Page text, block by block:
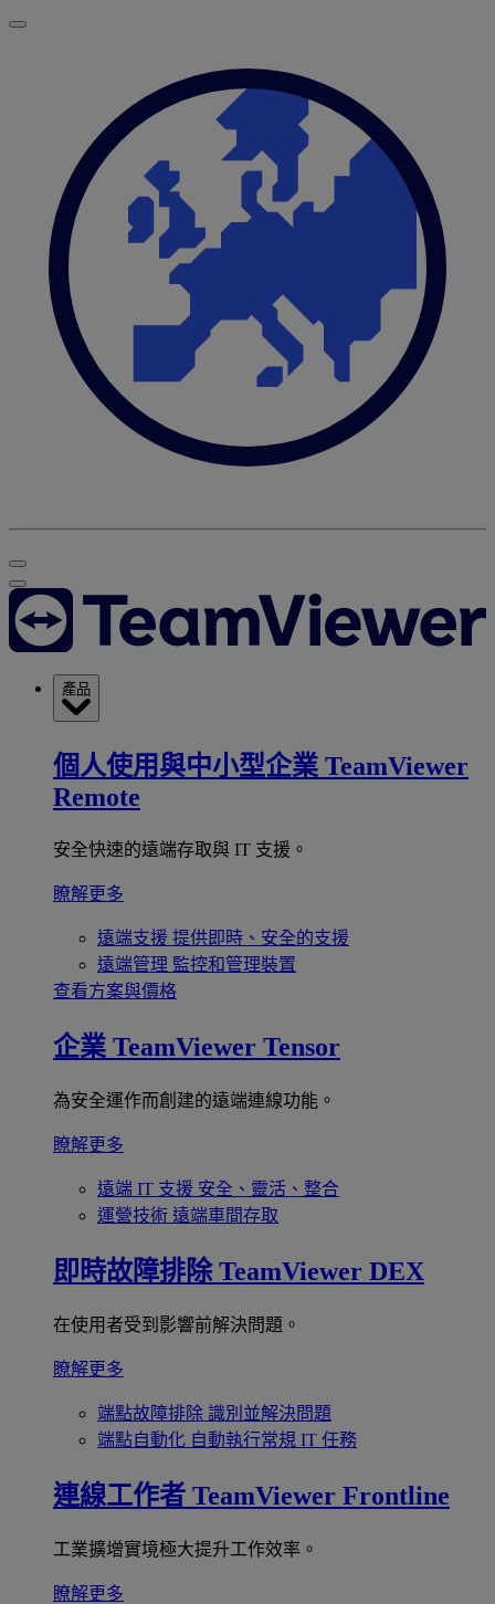
產品
個人使用與中小型企業 TeamViewer
Remote
安全快速的遠端存取與 IT 支援。
瞭解更多
遠端支援 提供即時、安全的支援
遠端管理 監控和管理裝置
查看方案與價格
企業 TeamViewer Tensor
為安全運作而創建的遠端連線功能。
瞭解更多
遠端 IT 支援 安全、靈活、整合
運營技術 遠端車間存取
即時故障排除 TeamViewer DEX
在使用者受到影響前解決問題。
瞭解更多
端點故障排除 識別並解決問題
端點自動化 自動執行常規 IT 任務
連線工作者 TeamViewer Frontline
工業擴增實境極大提升工作效率。
瞭解更多